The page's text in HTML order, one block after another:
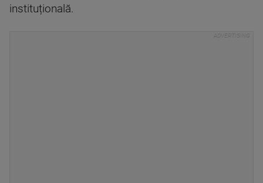
instituțională.